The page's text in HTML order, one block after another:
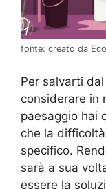
fonte: creato da
Per salvarti dal
considerare in
paesaggio hai
che la
specifico.
sarà a sua
essere la